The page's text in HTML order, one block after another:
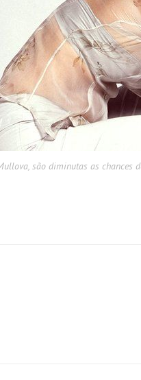
são diminutas as chances